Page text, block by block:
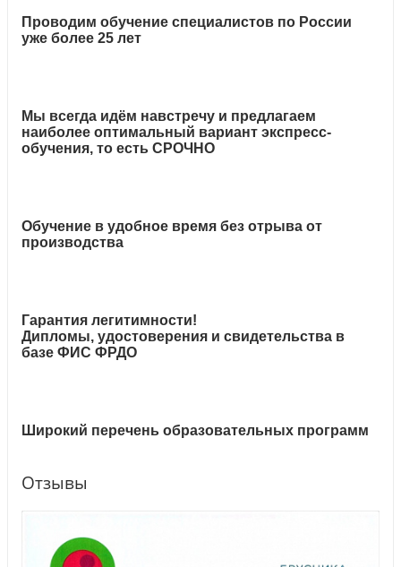
Проводим обучение специалистов по России
уже более 25 лет
Мы всегда идём навстречу и предлагаем
наиболее оптимальный вариант экспресс-
обучения, то есть СРОЧНО
Обучение в удобное время без отрыва от
производства
Гарантия легитимности!
Дипломы, удостоверения и свидетельства в
базе ФИС ФРДО
Широкий перечень образовательных программ
Отзывы